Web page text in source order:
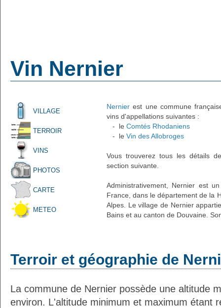
Vin Nernier
VILLAGE
TERROIR
VINS
PHOTOS
CARTE
METEO
Nernier est une commune
vins d'appellations suivantes :
- le Comtés Rhodaniens
- le Vin des Allobroges
Vous trouverez tous les détails
section suivante.
Administrativement, Nernier est
France, dans le département de la
Alpes. Le village de Nernier
Bains et au canton de Douvaine.
Terroir et géographie de
La commune de Nernier possède une altitude
environ. L'altitude minimum et maximum étant